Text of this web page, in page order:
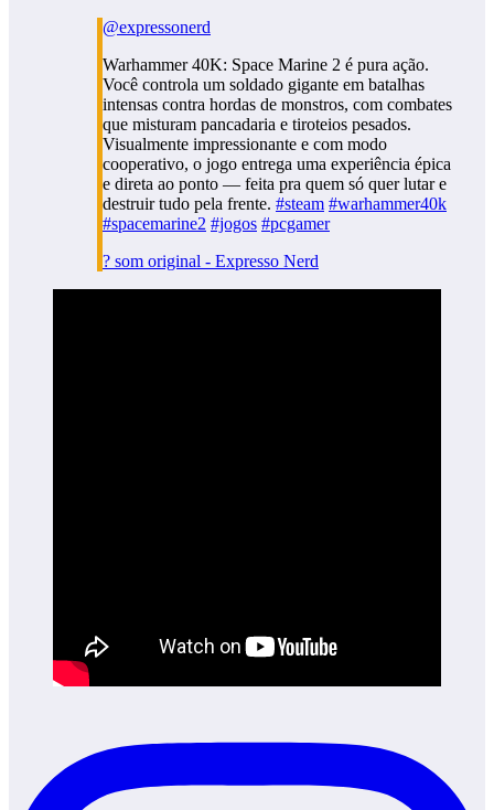
@expressonerd
Warhammer 40K: Space Marine 2 é pura ação.
Você controla um soldado gigante em batalhas
intensas contra hordas de monstros, com combates
que misturam pancadaria e tiroteios pesados.
Visualmente impressionante e com modo
cooperativo, o jogo entrega uma experiência épica
e direta ao ponto — feita pra quem só quer lutar e
destruir tudo pela frente. #steam #warhammer40k
#spacemarine2 #jogos #pcgamer
? som original - Expresso Nerd